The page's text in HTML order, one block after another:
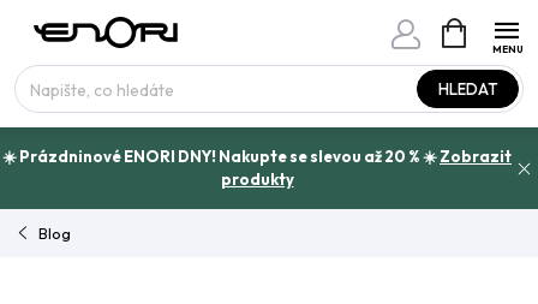
obsah
HLEDAT
KOŠÍK
☀️ Prázdninové ENORI DNY! Nakupte se slevou až 20 % ☀️Zobrazit
produkty
Blog
www.enori.cz - Chat